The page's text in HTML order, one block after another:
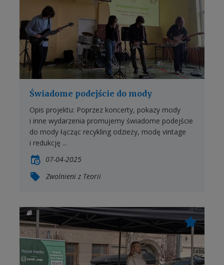
Świadome podejście do mody
Opis projektu: Poprzez koncerty, pokazy mody
i inne wydarzenia promujemy świadome podejście
do mody łącząc recykling odzieży, modę vintage
i redukcję ...
07-04-2025
Zwolnieni z Teorii